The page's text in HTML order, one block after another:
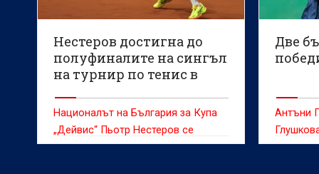
Нестеров достигна до
полуфиналите на сингъл
на турнир по тенис в
Националът на България за Купа
„Дейвис“ Пьотр Нестеров се
класира за полуфиналите на
Две
Антъни